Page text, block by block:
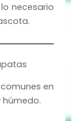
necesario
en
húmedo.